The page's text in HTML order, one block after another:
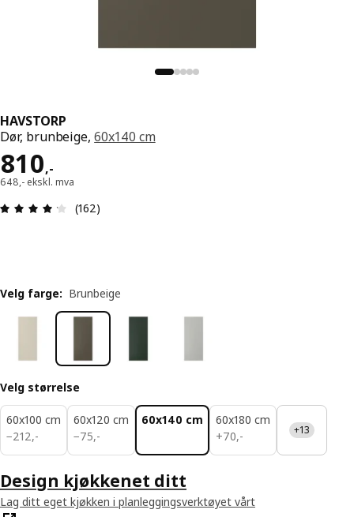
HAVSTORP
Dør, brunbeige,60x140 cm
810,-
Pris 810,-
648,- ekskl. mva
Produktomtale: 4.2 ingen kundevurdering 5
(162)
Velg farge: Brunbeige
Velg størrelse
60x100 cm
−212,-
212,-
60x120 cm
−75,-
75,-
60x140 cm
60x180 cm
+70,-
70,- +13
Design kjøkkenet ditt
Lag ditt eget kjøkken i planleggingsverktøyet vårt